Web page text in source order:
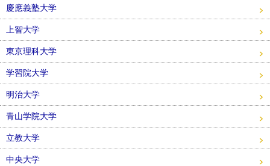
慶應義塾大学
上智大学
東京理科大学
学習院大学
明治大学
青山学院大学
立教大学
中央大学